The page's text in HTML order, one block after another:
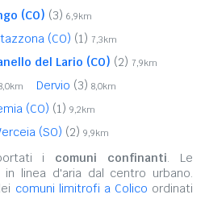
(CO) (3) 6,9km
(CO) (1) 7,3km
del Lario (CO) (2) 7,9km
Dervio (3) 8,0km
(CO) (1) 9,2km
(SO) (2) 9,9km
i comuni confinanti. Le
linea d'aria dal centro urbano.
comuni limitrofi a Colico ordinati